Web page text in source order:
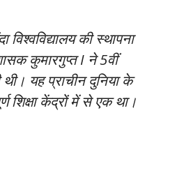
विश्वविद्यालय की स्थापना
कुमारगुप्त I ने 5वीं
थी। यह प्राचीन दुनिया के
शिक्षा केंद्रों में से एक था।